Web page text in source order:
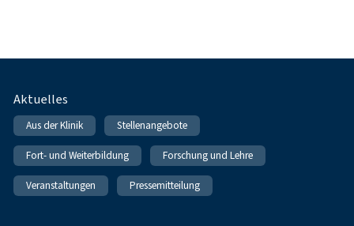
Fußnavigation
Aktuelles
Aus der Klinik Stellenangebote
Fort- und Weiterbildung Forschung und Lehre
Veranstaltungen Pressemitteilung